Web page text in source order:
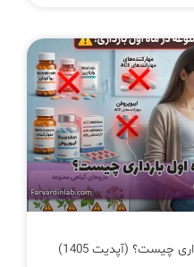
چیست؟ (آپدیت 1405)